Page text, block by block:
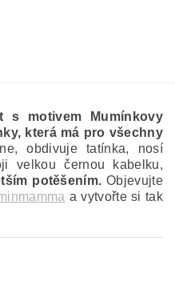
motivem Mumínkovy
která má pro všechny
obdivuje tatínka, nosí
velkou černou kabelku,
potěšením. Objevujte
a vytvořte si tak